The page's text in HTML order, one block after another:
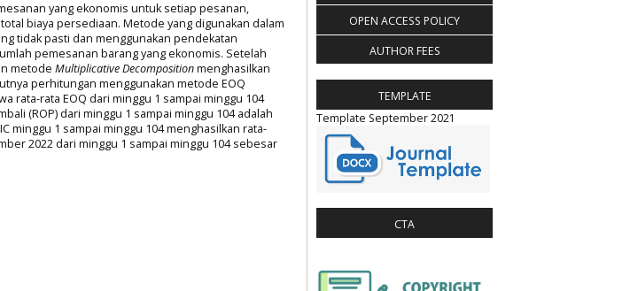
OPEN ACCESS POLICY
AUTHOR FEES
TEMPLATE
Template September 2021
CTA
yang ekonomis untuk setiap pesanan,
biaya persediaan. Metode yang digunakan dalam
tidak pasti dan menggunakan pendekatan
pemesanan barang yang ekonomis. Setelah
metode Multiplicative Decompositionmenghasilkan
perhitungan menggunakan metode EOQ
rata-rata EOQ dari minggu 1 sampai minggu 104
(ROP) dari minggu 1 sampai minggu 104 adalah
minggu 1 sampai minggu 104 menghasilkan rata-
2022 dari minggu 1 sampai minggu 104 sebesar